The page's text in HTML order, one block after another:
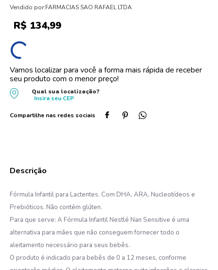
Vendido por:FARMACIAS SAO RAFAEL LTDA
R$ 134,99
Vamos localizar para você a forma mais rápida de receber
seu produto com o menor preço!
Qual sua localização?
Insira seu CEP
Fórmula Infantil para Lactentes. Com DHA, ARA, Nucleotídeos e
Prebióticos. Não contém glúten.
Para que serve: A Fórmula Infantil Nestlé Nan Sensitive é uma
alternativa para mães que não conseguem fornecer todo o
aleitamento necessário para seus bebês.
O produto é indicado para bebês de 0 a 12 meses, conforme
9º proge
10